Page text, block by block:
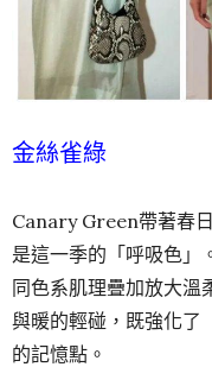
金絲雀綠
Canary Green帶著春
是這一季的「呼吸色」
同色系肌理疊加放大
與暖的輕碰，既強化了
的記憶點。